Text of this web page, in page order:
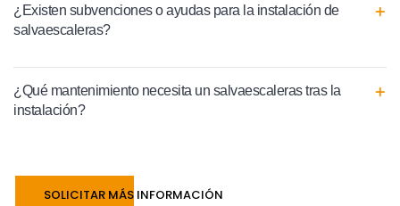
¿Existen subvenciones o ayudas para la instalación de
salvaescaleras?
¿Qué mantenimiento necesita un salvaescaleras tras la
instalación?
SOLICITAR MÁS INFORMACIÓN